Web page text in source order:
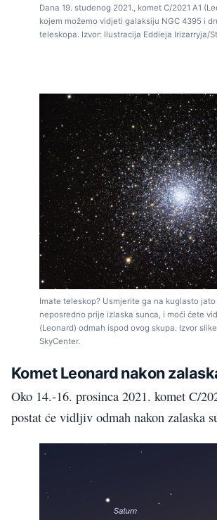
Dana 19. studenog 2021., komet C/2021 A1
kojem možemo vidjeti galaksiju NGC 4395 i
teleskopa. Izvor: Ilustracija Eddieja Irizarryja/
Imate teleskop? Usmjerite ga na kuglasto
neposredno prije izlaska sunca, i moći ćete
(Leonard) odmah ispod ovog skupa. Izvor
SkyCenter.
Komet Leonard nakon
Oko 14.-16. prosinca 2021. komet C/
postat će vidljiv odmah nakon zalaska